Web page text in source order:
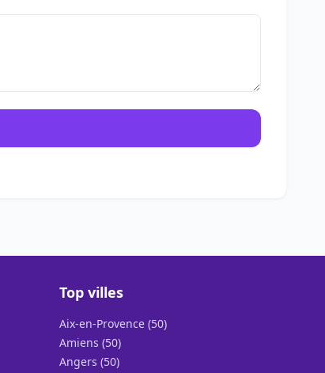
Top villes
Aix-en-Provence (50)
Amiens (50)
Angers (50)